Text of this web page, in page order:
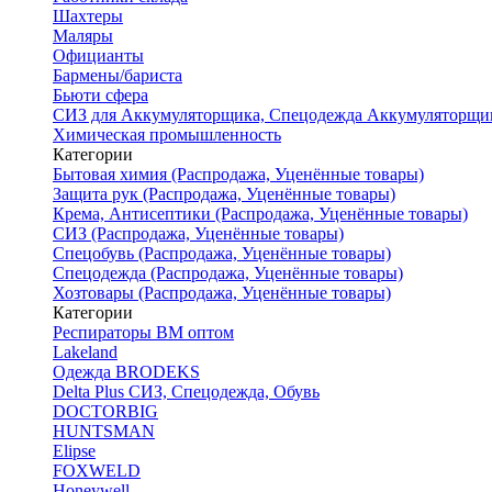
Шахтеры
Маляры
Официанты
Бармены/бариста
Бьюти сфера
СИЗ для Аккумуляторщика, Спецодежда
Химическая промышленность
Категории
Бытовая химия (Распродажа, Уценённые товары)
Защита рук (Распродажа, Уценённые товары)
Крема, Антисептики (Распродажа, Уценённые товары)
СИЗ (Распродажа, Уценённые товары)
Спецобувь (Распродажа, Уценённые товары)
Спецодежда (Распродажа, Уценённые товары)
Хозтовары (Распродажа, Уценённые товары)
Категории
Респираторы ВМ оптом
Lakeland
Одежда BRODEKS
Delta Plus СИЗ, Спецодежда, Обувь
DOCTORBIG
HUNTSMAN
Elipse
FOXWELD